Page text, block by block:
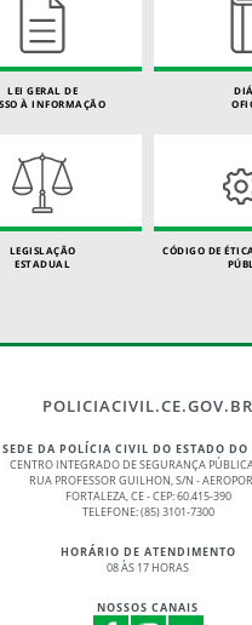
LEI GERAL DE
À INFORMAÇÃO
LEGISLAÇÃO
ESTADUAL
CÓDIGO DE
POLICIACIVIL.CE.GOV.BR
SEDE DA POLÍCIA CIVIL DO ESTADO DO
CENTRO INTEGRADO DE SEGURANÇA
RUA PROFESSOR GUILHON, S/N -
FORTALEZA, CE - CEP: 60.415-390
TELEFONE: (85) 3101-7300
HORÁRIO DE ATENDIMENTO
08 ÀS 17 HORAS
NOSSOS CANAIS